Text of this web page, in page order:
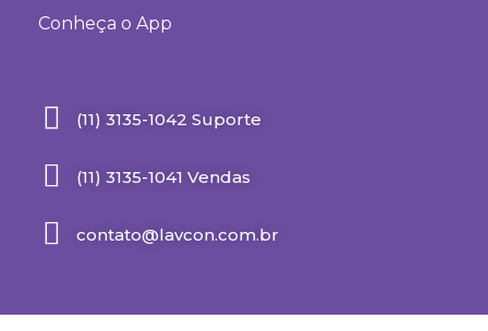
Conheça o App
(11) 3135-1042 Suporte
(11) 3135-1041 Vendas
contato@lavcon.com.br